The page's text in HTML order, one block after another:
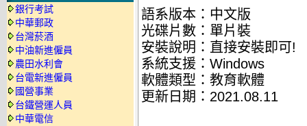
銀行考試
中華郵政
台灣菸酒
中油新進僱員
農田水利會
台電新進僱員
國營事業
台鐵營運人員
中華電信
語系版本：中文版
光碟片數：單片裝
安裝說明：直接安裝即可!
系統支援：Windows
軟體類型：教育軟體
更新日期：2021.08.11